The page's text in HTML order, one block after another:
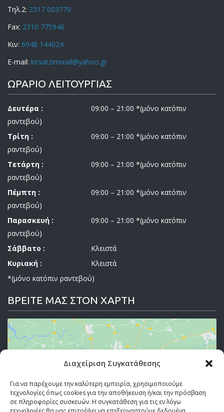
Διαχείριση Συγκατάθεσης
Για να παρέχουμε την καλύτερη εμπειρία, χρησιμοποιούμε
τεχνολογίες όπως cookies για την αποθήκευση ή/και την πρόσβαση
σε πληροφορίες συσκευών. Η συγκατάθεση για τις εν λόγω
Τηλ.2: 2317 003770
Fax: 2310 775946
Κιν: 6948 144024
E-mail: kirxatzimixail@yahoo.gr
ΩΡΑΡΙΟ ΛΕΙΤΟΥΡΓΙΑΣ
Δευτέρα :
09:00 – 21:00 *(μόνο κατόπιν
ραντεβού)
Τρίτη :
09:00 – 21:00 *(μόνο κατόπιν
ραντεβού)
Τετάρτη :
09:00 – 21:00 *(μόνο κατόπιν
ραντεβού)
Πέμπτη :
09:00 – 21:00 *(μόνο κατόπιν
ραντεβού)
Παρασκευή :
09:00 – 21:00 *(μόνο κατόπιν
ραντεβού)
Σάββατο :
Κλειστά
Κυριακή :
Κλειστά
*(μόνο κατόπιν ραντεβού)
ΒΡΕΙΤΕ ΜΑΣ ΣΤΟΝ ΧΑΡΤΗ
ενεργοποιήσετε το Google maps.
Πολιτική Cookies